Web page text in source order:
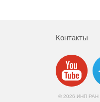
Контакты
© 2026 ИНП РАН